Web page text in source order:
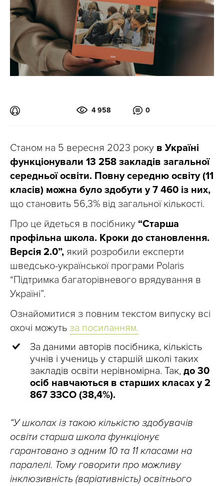
4 958 0
Станом на 5 вересня 2023 року в Україні
функціонували 13 258 закладів загальної
середньої освіти. Повну середню освіту (11
класів) можна було здобути у 7 460 із них,
що становить 56,3% від загальної кількості.
Про це йдеться в посібнику “Старша
профільна школа. Кроки до становлення.
Версія 2.0”, який розробили експерти
шведсько-української програми Polaris
“Підтримка багаторівневого врядування в
Україні”.
Ознайомитися з повним текстом випуску всі
охочі можуть за посиланням.
За даними авторів посібника, кількість
учнів і учениць у старшій школі таких
закладів освіти нерівномірна. Так, до 30
осіб навчаються в старших класах у 2
867 ЗЗСО (38,4%).
“У школах із такою кількістю здобувачів
освіти старша школа функціонує
гарантовано з одним 10 та 11 класами на
паралелі. Тому говорити про можливу
інклюзивність (варіативність) освітнього